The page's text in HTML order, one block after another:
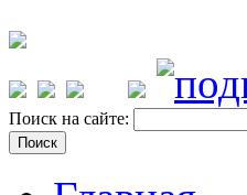
Поиск на сайте: